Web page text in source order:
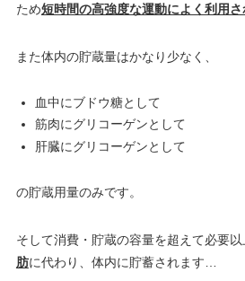
ため短時間の高強度な運動によく利用さ
また体内の貯蔵量はかなり少なく、
血中にブドウ糖として
筋肉にグリコーゲンとして
肝臓にグリコーゲンとして
の貯蔵用量のみです。
そして消費・貯蔵の容量を超えて必要
肪に代わり、体内に貯蓄されます…